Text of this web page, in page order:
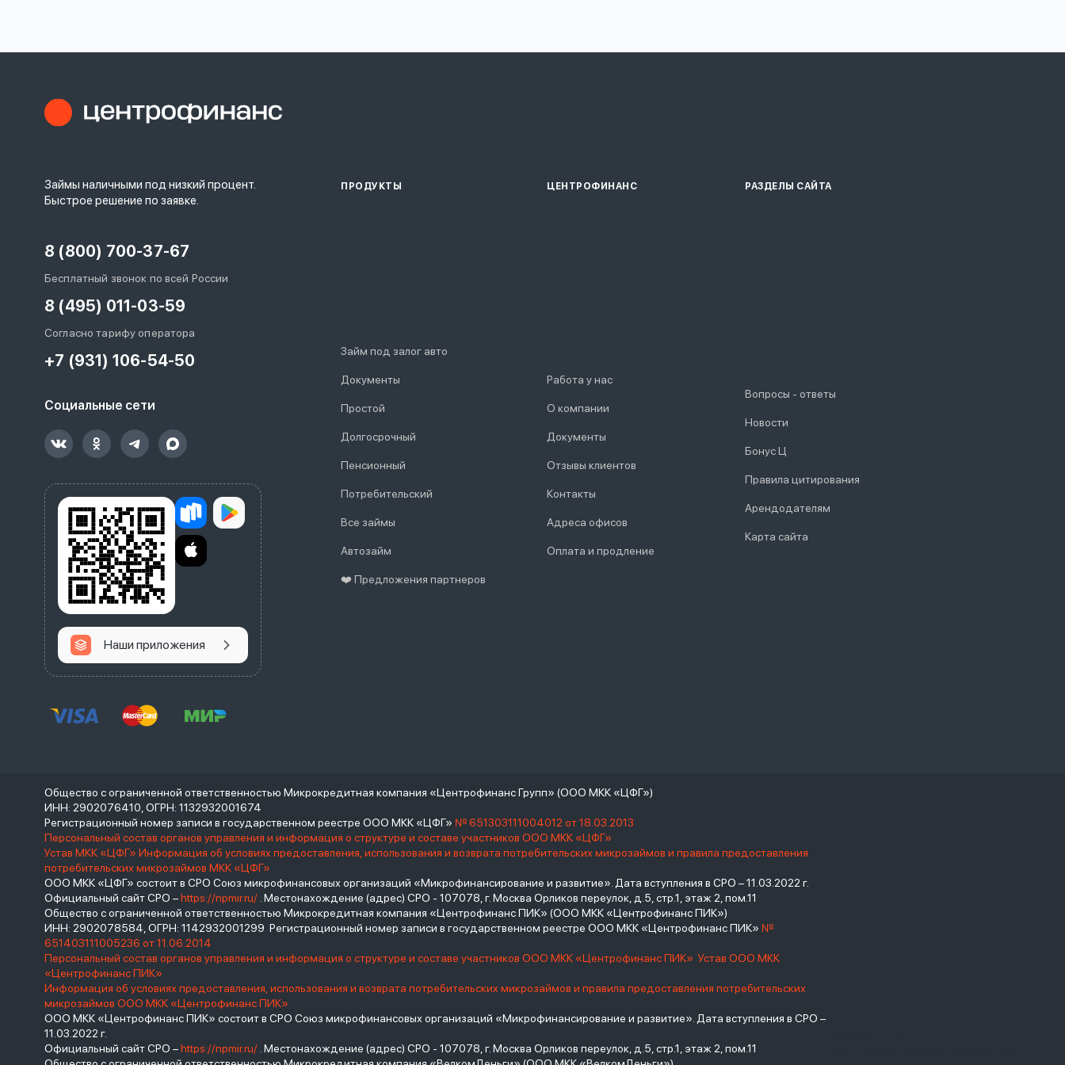
Займы наличными под низкий процент.
Быстрое решение по заявке.
8 (800) 700-37-67
Бесплатный звонок по всей России
8 (495) 011-03-59
Согласно тарифу оператора
+7 (931) 106-54-50
Социальные сети
Наши приложения
ПРОДУКТЫ
Займ под залог авто
Документы
Простой
Долгосрочный
Пенсионный
Потребительский
Все займы
Автозайм
❤️ Предложения партнеров
ЦЕНТРОФИНАНС
Работа у нас
О компании
Документы
Отзывы клиентов
Контакты
Адреса офисов
Оплата и продление
РАЗДЕЛЫ САЙТА
Вопросы - ответы
Новости
Бонус Ц
Правила цитирования
Арендодателям
Карта сайта
Общество с ограниченной ответственностью Микрокредитная компания «Центрофинанс Групп» (ООО МКК «ЦФГ»)
ИНН: 2902076410, ОГРН: 1132932001674
Регистрационный номер записи в государственном реестре ООО МКК «ЦФГ» № 651303111004012 от 18.03.2013
Персональный состав органов управления и информация о структуре и составе участников ООО МКК «ЦФГ»
Устав МКК «ЦФГ» Информация об условиях предоставления, использования и возврата потребительских микрозаймов и правила предоставления
потребительских микрозаймов МКК «ЦФГ»
ООО МКК «ЦФГ» состоит в СРО Союз микрофинансовых организаций «Микрофинансирование и развитие». Дата вступления в СРО – 11.03.2022 г.
Официальный сайт СРО –https://npmir.ru/ . Местонахождение (адрес) СРО - 107078, г. Москва Орликов переулок, д.5, стр.1, этаж 2, пом.11
Общество с ограниченной ответственностью Микрокредитная компания «Центрофинанс ПИК» (ООО МКК «Центрофинанс ПИК»)
ИНН: 2902078584, ОГРН: 1142932001299 Регистрационный номер записи в государственном реестре ООО МКК «Центрофинанс ПИК» №
651403111005236 от 11.06.2014
Персональный состав органов управления и информация о структуре и составе участников ООО МКК «Центрофинанс ПИК» Устав ООО МКК
«Центрофинанс ПИК»
Информация об условиях предоставления, использования и возврата потребительских микрозаймов и правила предоставления потребительских
микрозаймов ООО МКК «Центрофинанс ПИК»
ООО МКК «Центрофинанс ПИК» состоит в СРО Союз микрофинансовых организаций «Микрофинансирование и развитие». Дата вступления в СРО –
11.03.2022 г.
Официальный сайт СРО –https://npmir.ru/ . Местонахождение (адрес) СРО - 107078, г. Москва Орликов переулок, д.5, стр.1, этаж 2, пом.11
Войти под другим номером